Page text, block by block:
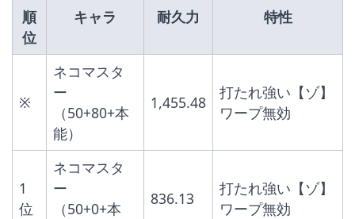
順
位
キャラ 耐久力 特性
※
ネコマスタ
ー
（50+80+本
能）
1,455.48
打たれ強い【ゾ】
ワープ無効
1
位
ネコマスタ
ー
（50+0+本
836.13
打たれ強い【ゾ】
ワープ無効